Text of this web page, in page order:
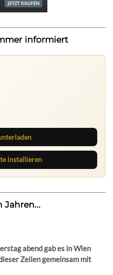
informiert
installieren
Jahren...
abend gab es in Wien
Zeilen gemeinsam mit